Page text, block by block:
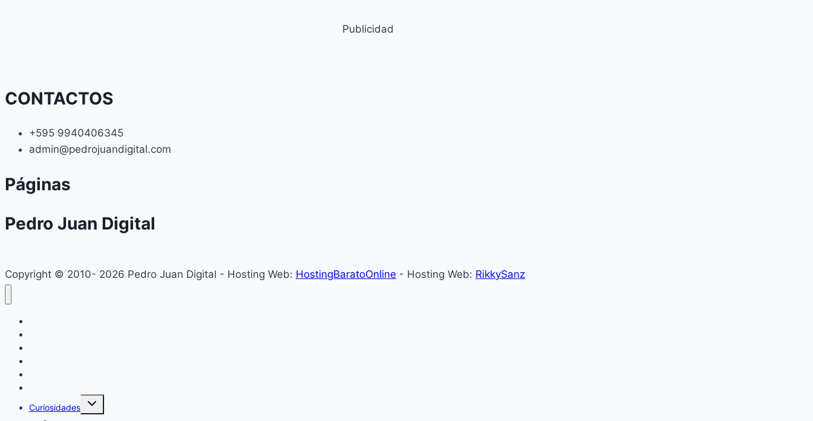
Publicidad
CONTACTOS
+595 9940406345
admin@pedrojuandigital.com
Páginas
Pedro Juan Digital
Copyright © 2010- 2026 Pedro Juan Digital - Hosting Web: HostingBaratoOnline - Hosting Web: RikkySanz
Curiosidades
Alternar